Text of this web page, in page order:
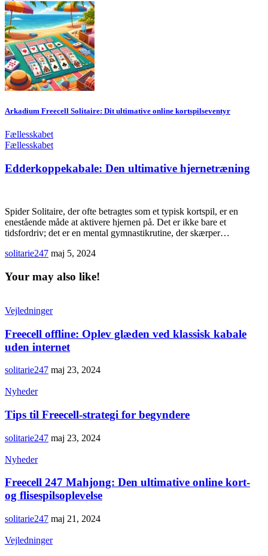
Arkadium Freecell Solitaire: Dit ultimative online kortspilseventyr
Fællesskabet
Fællesskabet
Edderkoppekabale: Den ultimative hjernetræning
Spider Solitaire, der ofte betragtes som et typisk kortspil, er en
enestående måde at aktivere hjernen på. Det er ikke bare et
tidsfordriv; det er en mental gymnastikrutine, der skærper…
solitarie247 maj 5, 2024
Your may also like!
Vejledninger
Freecell offline: Oplev glæden ved klassisk kabale
uden internet
solitarie247 maj 23, 2024
Nyheder
Tips til Freecell-strategi for begyndere
solitarie247 maj 23, 2024
Nyheder
Freecell 247 Mahjong: Den ultimative online kort-
og flisespilsoplevelse
solitarie247 maj 21, 2024
Vejledninger